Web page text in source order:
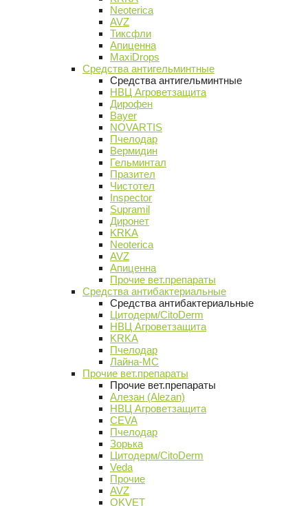
Neoterica
AVZ
Тиксфли
Апиценна
MaxiDrops
Средства антигельминтные
Средства антигельминтные
НВЦ Агроветзащита
Дирофен
Bayer
NOVARTIS
Пчелодар
Вермидин
Гельминтал
Празител
Чистотел
Inspector
Supramil
Диронет
KRKA
Neoterica
AVZ
Апиценна
Прочие вет.препараты
Средства антибактериальные
Средства антибактериальные
Цитодерм/CitoDerm
НВЦ Агроветзащита
KRKA
Пчелодар
Лайна-МС
Прочие вет.препараты
Прочие вет.препараты
Алезан (Alezan)
НВЦ Агроветзащита
CEVA
Пчелодар
Зорька
Цитодерм/CitoDerm
Veda
Прочие
AVZ
OKVET